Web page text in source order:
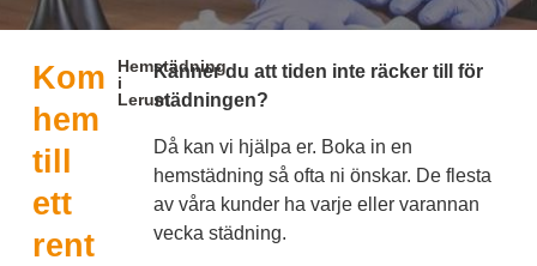
Kom
hem
till
ett
rent
Hemstädning
i
Lerum
Känner du att tiden inte räcker till för
städningen?
Då kan vi hjälpa er. Boka in en
hemstädning så ofta ni önskar. De flesta
av våra kunder ha varje eller varannan
vecka städning.